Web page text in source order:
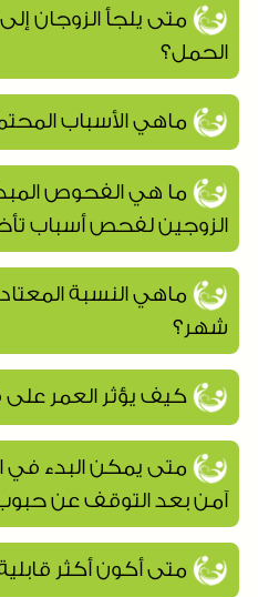
متى يلجأ الزوجان
الحمل؟
ماهي الأسباب
ما هي الفحوص
الزوجين لفحص أسباب
ماهي النسبة
شهر؟
كيف يؤثر العمر على
متى يمكن البدء
آمن بعد التوقف عن
متى أكون أكثر